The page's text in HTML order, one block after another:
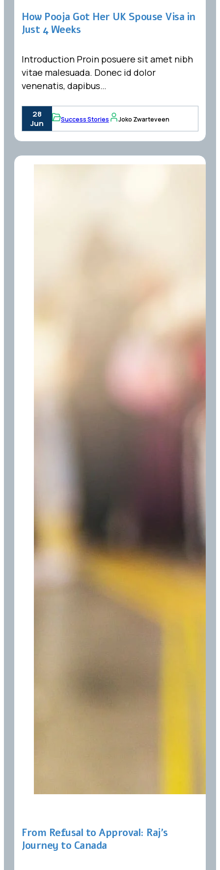
How Pooja Got Her UK Spouse Visa in
Just 4 Weeks
Introduction Proin posuere sit amet nibh
vitae malesuada. Donec id dolor
venenatis, dapibus…
28
Jun
Success Stories Joko Zwarteveen
From Refusal to Approval: Raj’s
Journey to Canada